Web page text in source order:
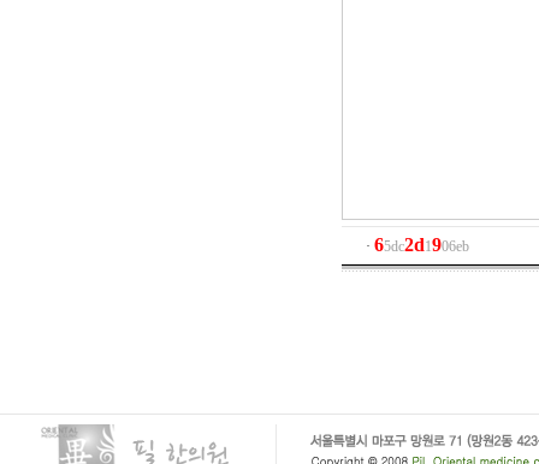
· 65dc2d1906eb